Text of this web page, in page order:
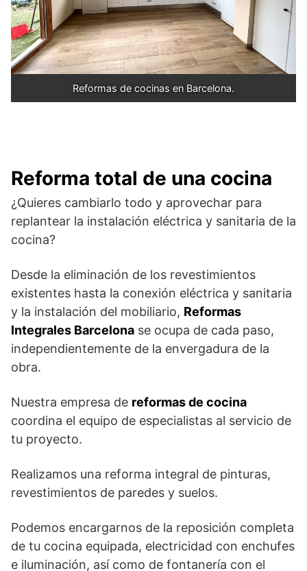
Reformas de cocinas en Barcelona.
Reforma total de una cocina
¿Quieres cambiarlo todo y aprovechar para
replantear la instalación eléctrica y sanitaria de la
cocina?
Desde la eliminación de los revestimientos
existentes hasta la conexión eléctrica y sanitaria
y la instalación del mobiliario, Reformas
Integrales Barcelona se ocupa de cada paso,
independientemente de la envergadura de la
obra.
Nuestra empresa de reformas de cocina
coordina el equipo de especialistas al servicio de
tu proyecto.
Realizamos una reforma integral de pinturas,
revestimientos de paredes y suelos.
Podemos encargarnos de la reposición completa
de tu cocina equipada, electricidad con enchufes
e iluminación, así como de fontanería con el